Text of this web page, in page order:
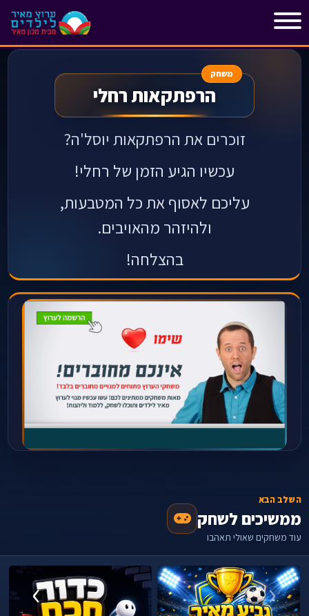
משחק
הרפתקאות רחלי
זוכרים את הרפתקאות יוסל'ה?
עכשיו הגיע הזמן של רחלי!
עליכם לאסוף את כל המטבעות,
ולהיזהר מהאויבים.
בהצלחה!
השלב הבא
ממשיכים לשחק
עוד משחקים שאולי תאהבו
‹
›